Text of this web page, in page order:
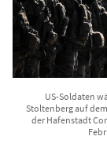
US-Soldaten
Stoltenberg auf
der Hafenstadt